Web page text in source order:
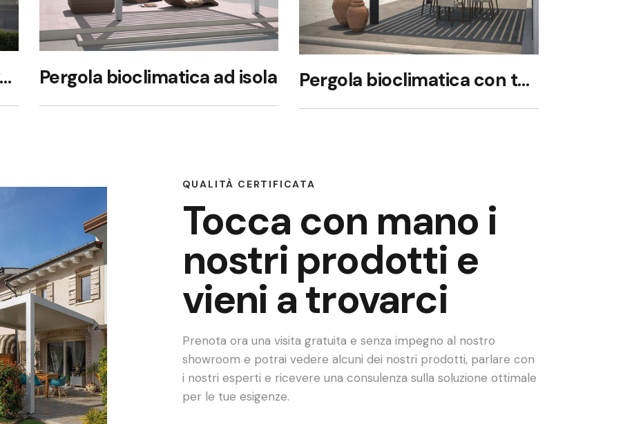
Pergola bioclimatica con vetrate Pergola bioclimatica ad isola Pergola bioclimatica con tende
QUALITÀ CERTIFICATA
Tocca con mano i
nostri prodotti e
vieni a trovarci
Prenota ora una visita gratuita e senza impegno al nostro
showroom e potrai vedere alcuni dei nostri prodotti, parlare con
i nostri esperti e ricevere una consulenza sulla soluzione ottimale
per le tue esigenze.